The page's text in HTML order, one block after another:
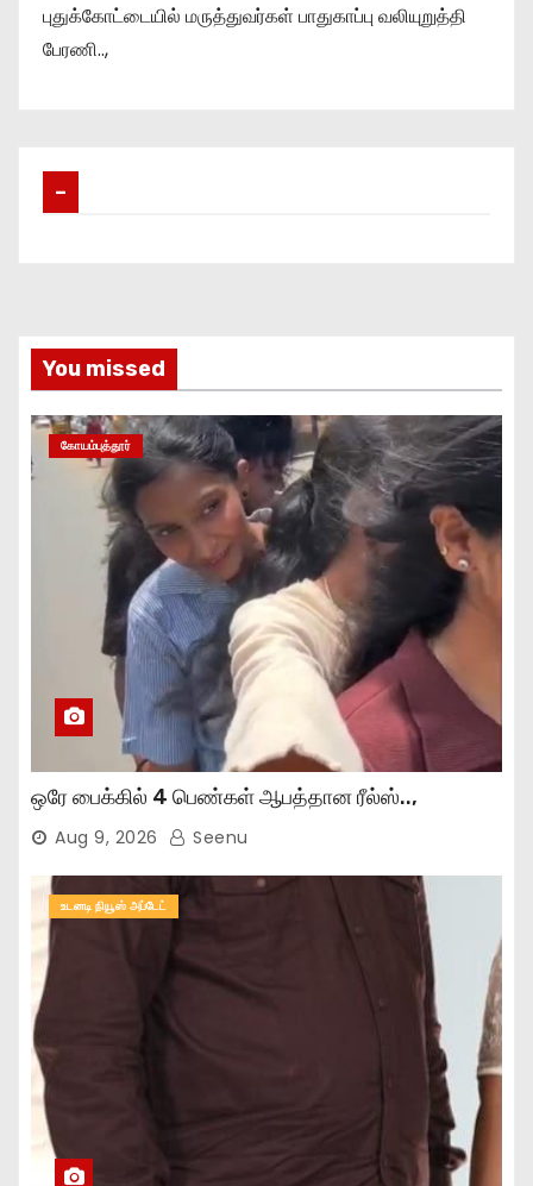
புதுக்கோட்டையில் மருத்துவர்கள் பாதுகாப்பு வலியுறுத்தி
பேரணி..,
–
You missed
கோயம்புத்தூர்
ஒரே பைக்கில் 4 பெண்கள் ஆபத்தான ரீல்ஸ்..,
Aug 9, 2026 Seenu
உடனடி நியூஸ் அப்டேட்